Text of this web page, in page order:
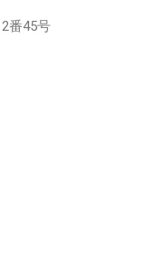
番45号